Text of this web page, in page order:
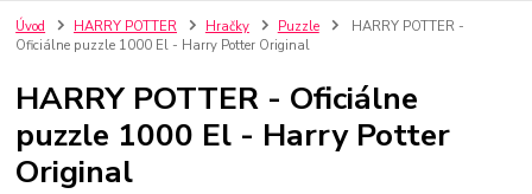
Úvod HARRY POTTER Hračky Puzzle
HARRY POTTER -
Oficiálne puzzle 1000 El - Harry Potter Original
HARRY POTTER - Oficiálne
puzzle 1000 El - Harry Potter
Original